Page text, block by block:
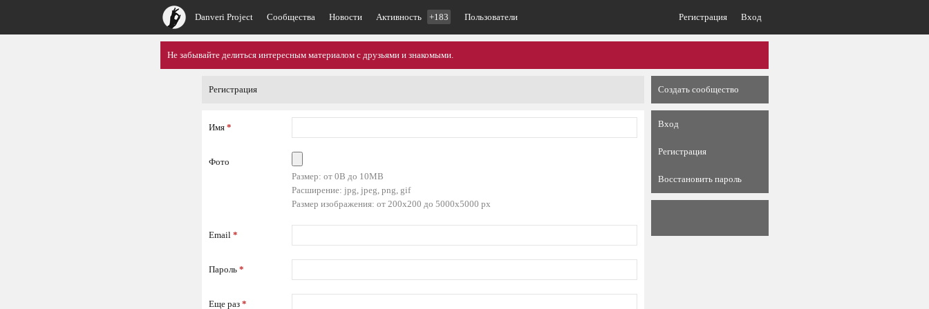
Danveri Project Сообщества Новости Активность +183 Пользователи Регистрация Вход
Не забывайте делиться интересным материалом с друзьями и знакомыми.
Регистрация
Имя *
Фото
Размер: от 0B до 10MB
Расширение: jpg, jpeg, png, gif
Размер изображения: от 200x200 до 5000x5000 px
Email *
Пароль *
Еще раз *
Создать сообщество
Вход
Регистрация
Восстановить пароль